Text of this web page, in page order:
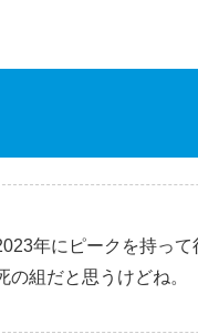
年にピークを持って
組だと思うけどね。